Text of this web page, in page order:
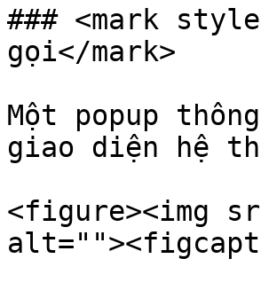
### <mark
gọi</mark>
Một popup
giao diện hệ
<figure><img